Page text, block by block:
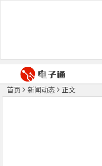
首页 新闻动态 正文